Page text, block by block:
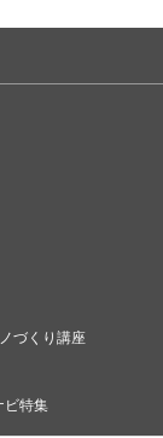
づくり講座
ビ特集